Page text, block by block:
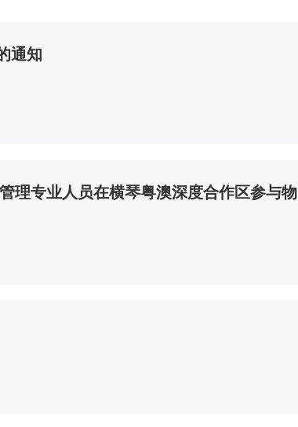
通知
理专业人员在横琴粤澳深度合作区参与物